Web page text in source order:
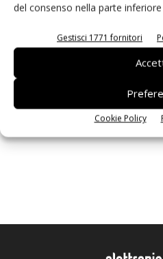
del consenso nella parte
Gestisci 1771 fornitori
Cookie Policy
Edicola web
ISCRIVITI ALLA